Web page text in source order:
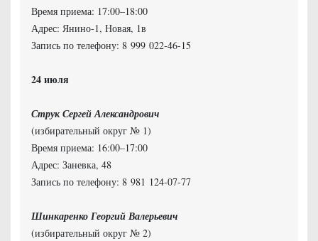
Время приема: 17:00–18:00
Адрес: Янино-1, Новая, 1в
Запись по телефону: 8 999 022-46-15
Струк Сергей Александрович
(избирательный округ № 1)
Время приема: 16:00–17:00
Адрес: Заневка, 48
Запись по телефону: 8 981 124-07-77
Шинкаренко Георгий Валерьевич
(избирательный округ № 2)